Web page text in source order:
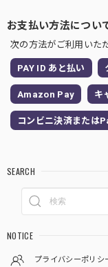
お支払い方法につい
次の方法がご利用いた
PAY ID あと払い
Amazon Pay キ
コンビニ決済または
SEARCH
NOTICE
プライバシーポリシ